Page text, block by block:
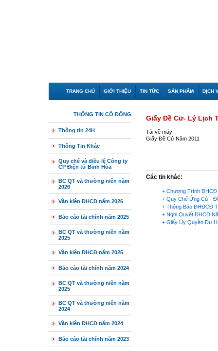
TRANG CHỦ GIỚI THIỆU TIN TỨC SẢN PHẨM DỊCH
THÔNG TIN CỔ ĐÔNG
Thông tin 24H
Thông Tin Khác
Quy chế và diều lệ Công ty
CP Điện tử Bình Hòa
BC QT và thường niên năm
2026
Văn kiện ĐHCĐ năm 2026
Báo cáo tài chính năm 2025
BC QT và thường niên năm
2025
Văn kiện ĐHCĐ năm 2025
Báo cáo tài chính năm 2024
BC QT và thường niên năm
2025
BC QT và thường niên năm
2024
Văn kiện ĐHCĐ năm 2024
Báo cáo tài chính năm 2023
Giấy Đề Cử- Lý Lịch
Tải về máy:
Giấy Đề Cử Năm 2011
Các tin khác:
+ Chương Trình ĐHCĐ
+ Quy Chế Ứng Cử -
+ Thông Báo ĐHĐCĐ
+ Nghị Quyết ĐHCĐ
+ Giấy Ủy Quyền Dự